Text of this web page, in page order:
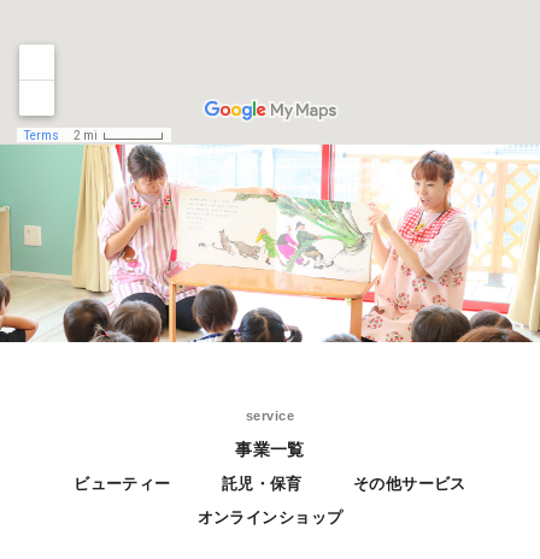
service
事業一覧
ビューティー 託児・保育
その他サービス
オンラインショップ